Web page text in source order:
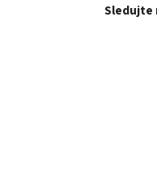
Sledujte